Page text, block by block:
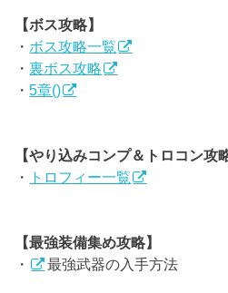
【ボス攻略】
・ ボス攻略一覧
・裏ボス攻略
・5章()
【やり込みコンプ＆トロコン攻
・
トロフィー一覧
【最強装備集め攻略】
・
最強武器の入手方法